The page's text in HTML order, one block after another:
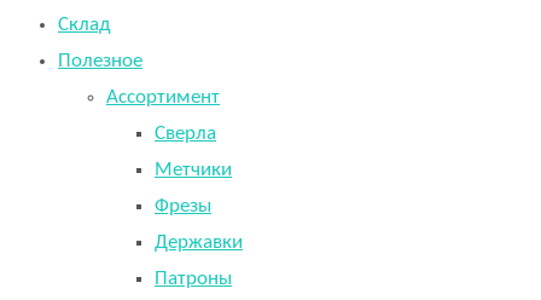
Склад
Полезное
Ассортимент
Сверла
Метчики
Фрезы
Державки
Патроны